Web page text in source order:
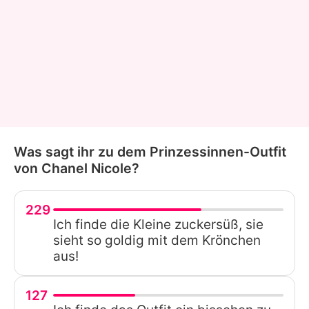
Was sagt ihr zu dem Prinzessinnen-Outfit
von Chanel Nicole?
229
Ich finde die Kleine zuckersüß, sie
sieht so goldig mit dem Krönchen
aus!
127